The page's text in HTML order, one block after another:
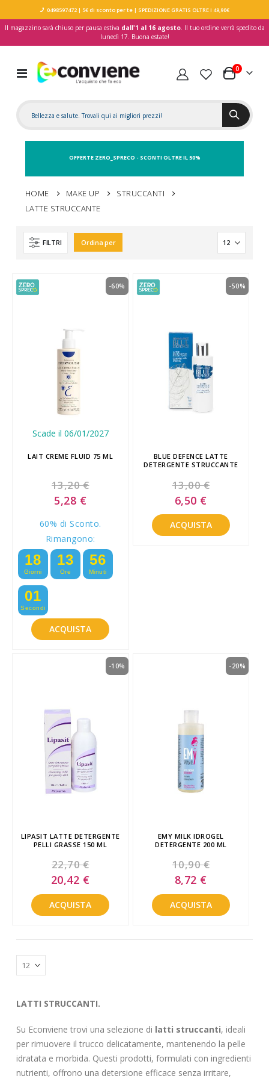
0498597472| 5€ di sconto per te| SPEDIZIONE GRATIS OLTRE I 49,90€
Il magazzino sarà chiuso per pausa estiva dall'1 al 16 agosto. Il tuo ordine verrà spedito da
lunedì 17. Buona estate!
Toggle
Nav
Carrello
0elementi
OFFERTE ZERO_SPRECO - SCONTI OLTRE IL 50%
HOME MAKE UP
STRUCCANTI
LATTE STRUCCANTE
FILTRI Ordina per
Scade il 06/01/2027
LAIT CREME FLUID 75 ML
13,20 €
-60%
Special
Price
5,28 €
60% di Sconto.
Rimangono:
18
Giorni
13
Ore
56
Minuti
00
Secondi
ACQUISTA
BLUE DEFENCE LATTE
DETERGENTE STRUCCANTE
13,00 €
-50%
Special
Price
6,50 €
ACQUISTA
LIPASIT LATTE DETERGENTE
PELLI GRASSE 150 ML
22,70 €
-10%
Special
Price
20,42 €
ACQUISTA
EMY MILK IDROGEL
DETERGENTE 200 ML
10,90 €
-20%
Special
Price
8,72 €
ACQUISTA
LATTI STRUCCANTI.
Su Econviene trovi una selezione di latti struccanti, ideali
per rimuovere il trucco delicatamente, mantenendo la pelle
idratata e morbida. Questi prodotti, formulati con ingredienti
nutrienti, offrono una detersione efficace senza irritare,